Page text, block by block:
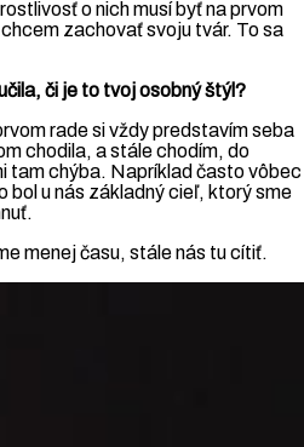
o nich musí byť na prvom
zachovať svoju tvár. To sa
či je to tvoj osobný štýl?
rade si vždy predstavím seba
chodila, a stále chodím, do
tam chýba. Napríklad často vôbec
bol u nás základný cieľ, ktorý sme
menej času, stále nás tu cítiť.